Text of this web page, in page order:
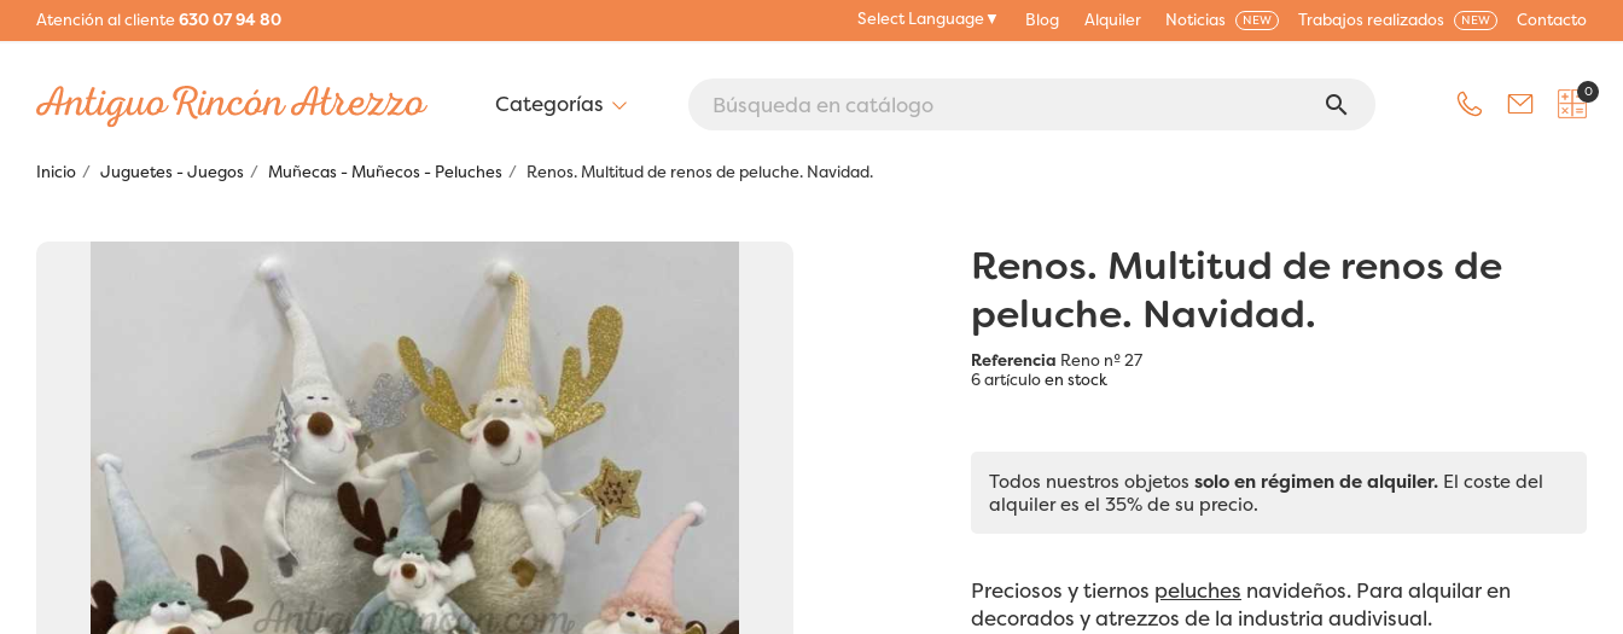
Atención al cliente630 07 94 80 Select Language▼ Blog Alquiler Noticias NEW Trabajos realizados NEW Contacto
search 0
Inicio Juguetes - Juegos Muñecas - Muñecos - Peluches Renos. Multitud de renos de peluche. Navidad.
Renos. Multitud de renos de
peluche. Navidad.
Referencia Reno nº 27
6 artículoen stock
Todos nuestros objetos solo en régimen de alquiler. El coste del
alquiler es el 35% de su precio.
Preciosos y tiernos peluches navideños. Para alquilar en
decorados y atrezzos de la industria audivisual.